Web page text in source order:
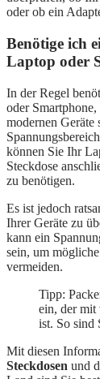
oder ob ein
Benötige ich
Laptop oder
In der Regel
oder
modernen Geräte
können Sie Ihr
Steckdose
zu benötigen.
Es ist jedoch
Ihrer Geräte zu
kann ein
sein, um
vermeiden.
Tipp:
ein, der mit
ist. So sind
Mit diesen
Steckdosen und